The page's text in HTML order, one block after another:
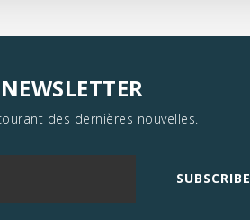
NEWSLETTER
des dernières nouvelles.
SUBSCRIBE